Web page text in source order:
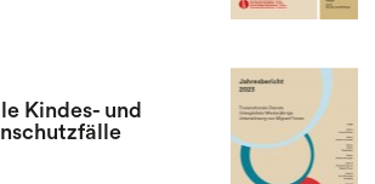
Kindes- und